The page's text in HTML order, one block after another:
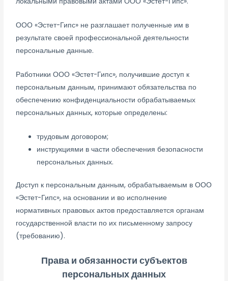
ООО «Эстет-Гипс» не разглашает полученные им в
результате своей профессиональной деятельности
персональные данные.
Работники ООО «Эстет-Гипс», получившие доступ к
персональным данным, принимают обязательства по
обеспечению конфиденциальности обрабатываемых
персональных данных, которые определены:
трудовым договором;
инструкциями в части обеспечения безопасности
персональных данных.
Доступ к персональным данным, обрабатываемым в ООО
«Эстет-Гипс», на основании и во исполнение
нормативных правовых актов предоставляется органам
государственной власти по их письменному запросу
(требованию).
Права и обязанности субъектов
персональных данных